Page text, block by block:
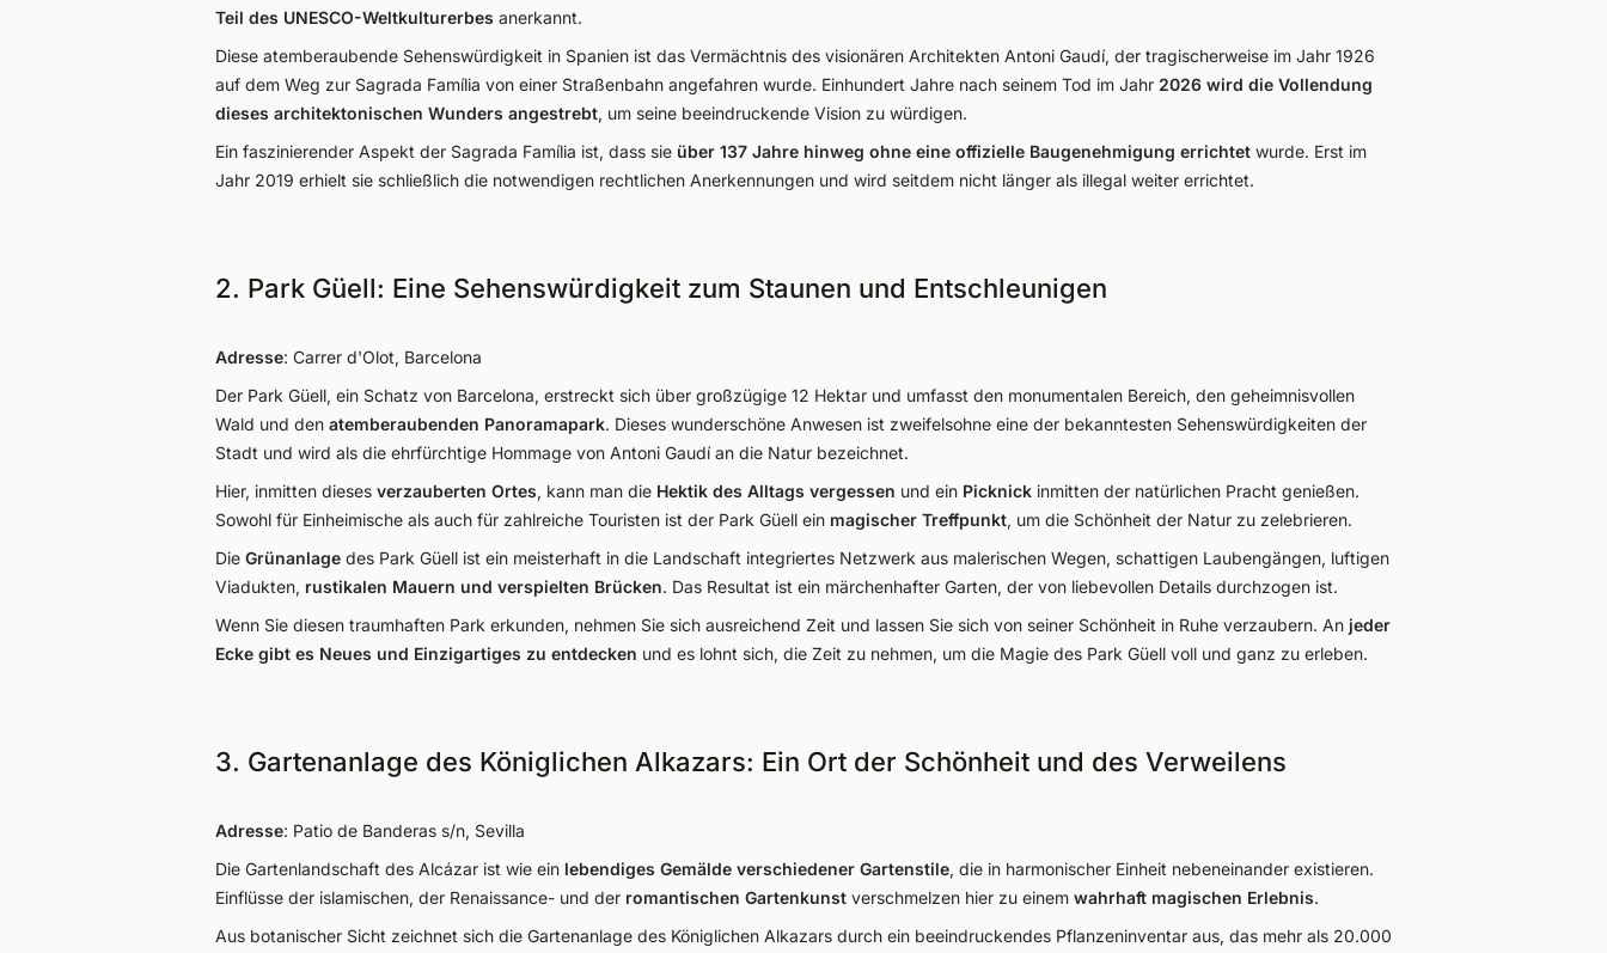
Teil des UNESCO-Weltkulturerbes anerkannt.
Diese atemberaubende Sehenswürdigkeit in Spanien ist das Vermächtnis des visionären Architekten Antoni Gaudí, der tragischerweise im Jahr 1926
auf dem Weg zur Sagrada Família von einer Straßenbahn angefahren wurde. Einhundert Jahre nach seinem Tod im Jahr 2026 wird die Vollendung
dieses architektonischen Wunders angestrebt, um seine beeindruckende Vision zu würdigen.
Ein faszinierender Aspekt der Sagrada Família ist, dass sie über 137 Jahre hinweg ohne eine offizielle Baugenehmigung errichtet wurde. Erst im
Jahr 2019 erhielt sie schließlich die notwendigen rechtlichen Anerkennungen und wird seitdem nicht länger als illegal weiter errichtet.
2. Park Güell: Eine Sehenswürdigkeit zum Staunen und Entschleunigen
Adresse: Carrer d'Olot, Barcelona
Der Park Güell, ein Schatz von Barcelona, erstreckt sich über großzügige 12 Hektar und umfasst den monumentalen Bereich, den geheimnisvollen
Wald und den atemberaubenden Panoramapark. Dieses wunderschöne Anwesen ist zweifelsohne eine der bekanntesten Sehenswürdigkeiten der
Stadt und wird als die ehrfürchtige Hommage von Antoni Gaudí an die Natur bezeichnet.
Hier, inmitten dieses verzauberten Ortes, kann man die Hektik des Alltags vergessen und ein Picknick inmitten der natürlichen Pracht genießen.
Sowohl für Einheimische als auch für zahlreiche Touristen ist der Park Güell ein magischer Treffpunkt, um die Schönheit der Natur zu zelebrieren.
Die Grünanlage des Park Güell ist ein meisterhaft in die Landschaft integriertes Netzwerk aus malerischen Wegen, schattigen Laubengängen, luftigen
Viadukten, rustikalen Mauern und verspielten Brücken. Das Resultat ist ein märchenhafter Garten, der von liebevollen Details durchzogen ist.
Wenn Sie diesen traumhaften Park erkunden, nehmen Sie sich ausreichend Zeit und lassen Sie sich von seiner Schönheit in Ruhe verzaubern. An jeder
Ecke gibt es Neues und Einzigartiges zu entdecken und es lohnt sich, die Zeit zu nehmen, um die Magie des Park Güell voll und ganz zu erleben.
3. Gartenanlage des Königlichen Alkazars: Ein Ort der Schönheit und des Verweilens
Adresse: Patio de Banderas s/n, Sevilla
Die Gartenlandschaft des Alcázar ist wie ein lebendiges Gemälde verschiedener Gartenstile, die in harmonischer Einheit nebeneinander existieren.
Einflüsse der islamischen, der Renaissance- und der romantischen Gartenkunst verschmelzen hier zu einem wahrhaft magischen Erlebnis.
Aus botanischer Sicht zeichnet sich die Gartenanlage des Königlichen Alkazars durch ein beeindruckendes Pflanzeninventar aus, das mehr als 20.000